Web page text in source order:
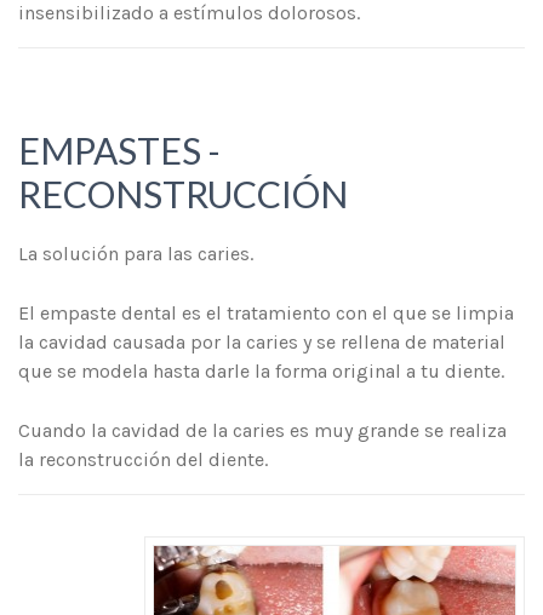
insensibilizado a estímulos dolorosos.
EMPASTES -
RECONSTRUCCIÓN
La solución para las caries.
El empaste dental es el tratamiento con el que se limpia
la cavidad causada por la caries y se rellena de material
que se modela hasta darle la forma original a tu diente.
Cuando la cavidad de la caries es muy grande se realiza
la reconstrucción del diente.